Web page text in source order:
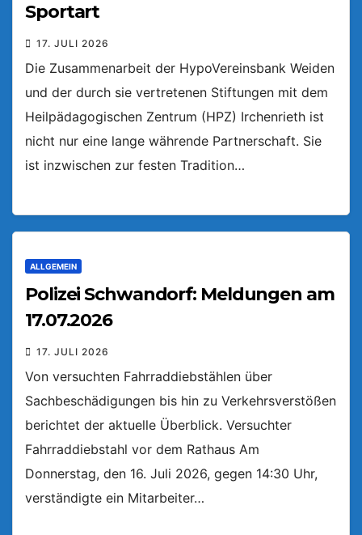
Sportart
17. JULI 2026
Die Zusammenarbeit der HypoVereinsbank Weiden
und der durch sie vertretenen Stiftungen mit dem
Heilpädagogischen Zentrum (HPZ) Irchenrieth ist
nicht nur eine lange währende Partnerschaft. Sie
ist inzwischen zur festen Tradition…
ALLGEMEIN
Polizei Schwandorf: Meldungen am
17.07.2026
17. JULI 2026
Von versuchten Fahrraddiebstählen über
Sachbeschädigungen bis hin zu Verkehrsverstößen
berichtet der aktuelle Überblick. Versuchter
Fahrraddiebstahl vor dem Rathaus Am
Donnerstag, den 16. Juli 2026, gegen 14:30 Uhr,
verständigte ein Mitarbeiter…